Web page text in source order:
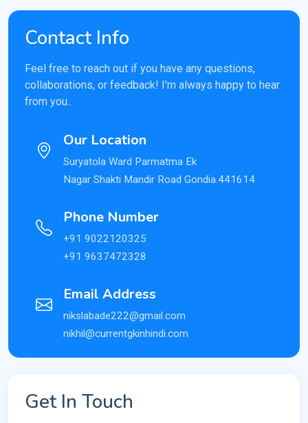
Contact Info
Feel free to reach out if you have any questions,
collaborations, or feedback! I'm always happy to hear
from you..
Our Location
Suryatola Ward Parmatma Ek
Nagar Shakti Mandir Road Gondia.441614
Phone Number
+91 9022120325
+91 9637472328
Email Address
nikslabade222@gmail.com
nikhil@currentgkinhindi.com
Get In Touch